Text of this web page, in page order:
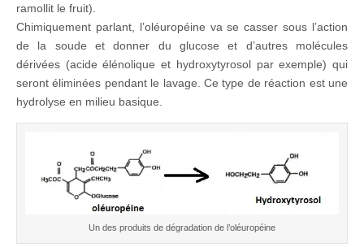
ramollit le fruit).
Chimiquement parlant, l’oléuropéine va se casser sous l’action
de la soude et donner du glucose et d’autres molécules
dérivées (acide élénolique et hydroxytyrosol par exemple) qui
seront éliminées pendant le lavage. Ce type de réaction est une
hydrolyse en milieu basique.
Un des produits de dégradation de l’oléuropéine